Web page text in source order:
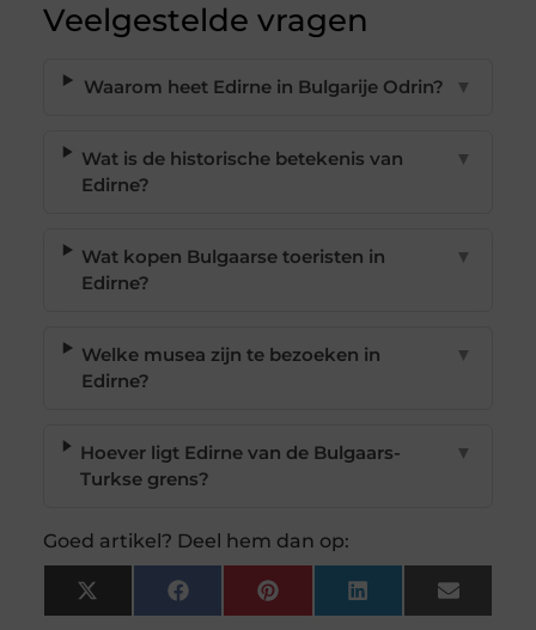
Veelgestelde vragen
Waarom heet Edirne in Bulgarije Odrin? ▼
Wat is de historische betekenis van
Edirne?
▼
Wat kopen Bulgaarse toeristen in
Edirne?
▼
Welke musea zijn te bezoeken in
Edirne?
▼
Hoever ligt Edirne van de Bulgaars-
Turkse grens?
▼
Goed artikel? Deel hem dan op:
X
(Twitter)
FacebookPinterest LinkedIn Email